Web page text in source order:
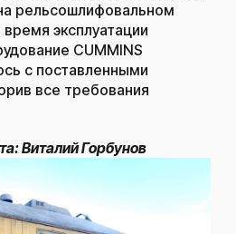
рельсошлифовальном
эксплуатации
CUMMINS
с поставленными
все требования
Виталий Горбунов